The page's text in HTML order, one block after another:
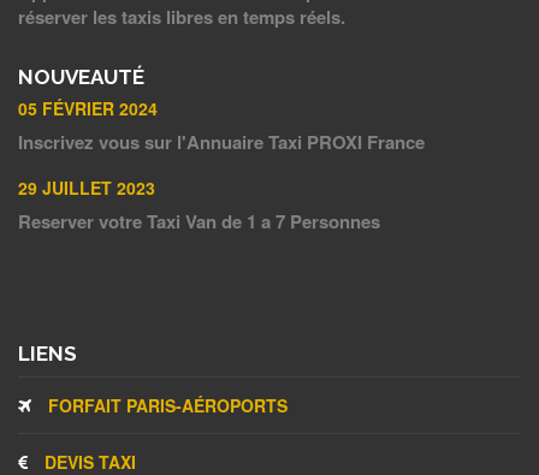
réserver les taxis libres en temps réels.
NOUVEAUTÉ
05 FÉVRIER 2024
Inscrivez vous sur l'Annuaire Taxi PROXI France
29 JUILLET 2023
Reserver votre Taxi Van de 1 a 7 Personnes
LIENS
FORFAIT PARIS-AÉROPORTS
DEVIS TAXI